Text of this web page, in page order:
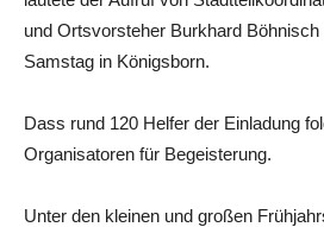
und Ortsvorsteher Burkhard
Samstag in Königsborn.
Dass rund 120 Helfer der Einladung
Organisatoren für Begeisterung.
Unter den kleinen und großen